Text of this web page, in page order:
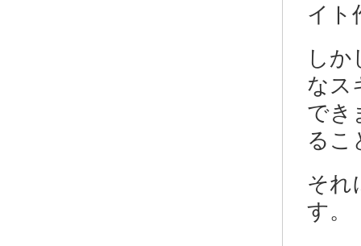
イト
しか
なス
でき
るこ
それ
す。